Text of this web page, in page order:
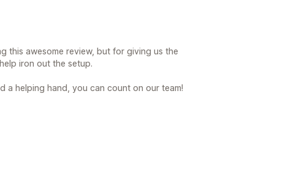
this awesome review, but for giving us the
iron out the setup.
a helping hand, you can count on our team!